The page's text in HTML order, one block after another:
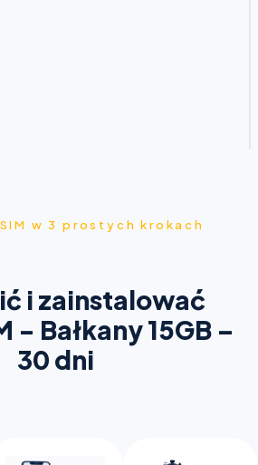
w 3 prostych krokach
i zainstalować
- Bałkany 15GB –
30 dni